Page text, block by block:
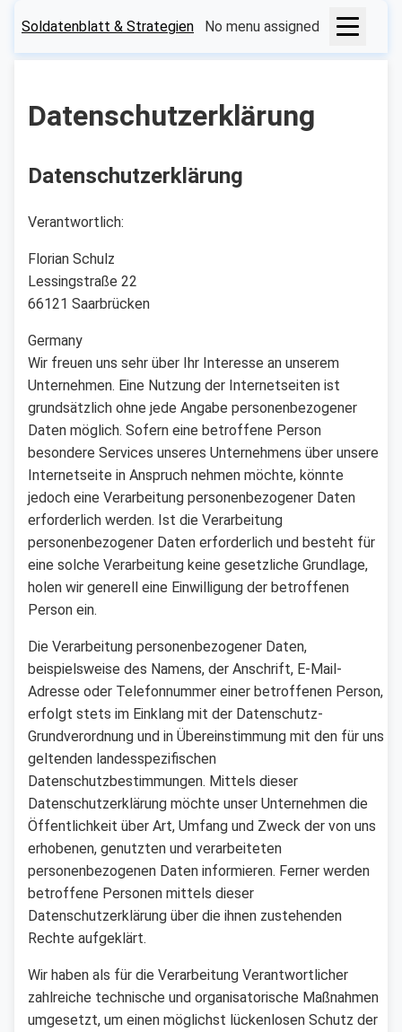
Soldatenblatt & Strategien No menu assigned
Datenschutzerklärung
Datenschutzerklärung
Verantwortlich:
Florian Schulz
Lessingstraße 22
66121 Saarbrücken
Germany
Wir freuen uns sehr über Ihr Interesse an unserem
Unternehmen. Eine Nutzung der Internetseiten ist
grundsätzlich ohne jede Angabe personenbezogener
Daten möglich. Sofern eine betroffene Person
besondere Services unseres Unternehmens über unsere
Internetseite in Anspruch nehmen möchte, könnte
jedoch eine Verarbeitung personenbezogener Daten
erforderlich werden. Ist die Verarbeitung
personenbezogener Daten erforderlich und besteht für
eine solche Verarbeitung keine gesetzliche Grundlage,
holen wir generell eine Einwilligung der betroffenen
Person ein.
Die Verarbeitung personenbezogener Daten,
beispielsweise des Namens, der Anschrift, E-Mail-
Adresse oder Telefonnummer einer betroffenen Person,
erfolgt stets im Einklang mit der Datenschutz-
Grundverordnung und in Übereinstimmung mit den für uns
geltenden landesspezifischen
Datenschutzbestimmungen. Mittels dieser
Datenschutzerklärung möchte unser Unternehmen die
Öffentlichkeit über Art, Umfang und Zweck der von uns
erhobenen, genutzten und verarbeiteten
personenbezogenen Daten informieren. Ferner werden
betroffene Personen mittels dieser
Datenschutzerklärung über die ihnen zustehenden
Rechte aufgeklärt.
Wir haben als für die Verarbeitung Verantwortlicher
zahlreiche technische und organisatorische Maßnahmen
umgesetzt, um einen möglichst lückenlosen Schutz der